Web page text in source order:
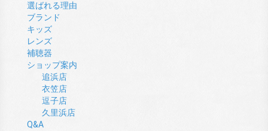
選ばれる理由
ブランド
キッズ
レンズ
補聴器
ショップ案内
追浜店
衣笠店
逗子店
久里浜店
Q&A